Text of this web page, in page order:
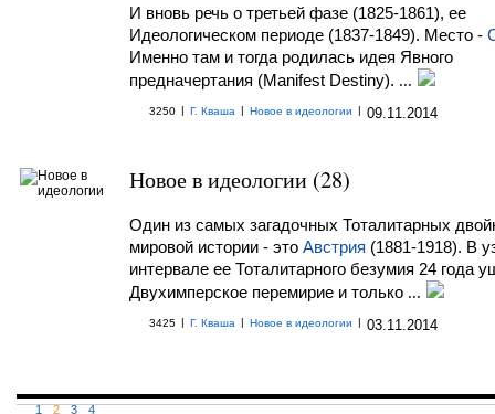
И вновь речь о третьей фазе (1825-1861), ее
Идеологическом периоде (1837-1849). Место -
Именно там и тогда родилась идея Явного
предначертания (Manifest Destiny). ...
3250 | Г. Кваша | Новое в идеологии | 09.11.2014
Новое в идеологии (28)
Один из самых загадочных Тоталитарных
мировой истории - это Австрия (1881-1918). В
интервале ее Тоталитарного безумия 24 года
Двухимперское перемирие и только ...
3425 | Г. Кваша | Новое в идеологии | 03.11.2014
1 2 3 4